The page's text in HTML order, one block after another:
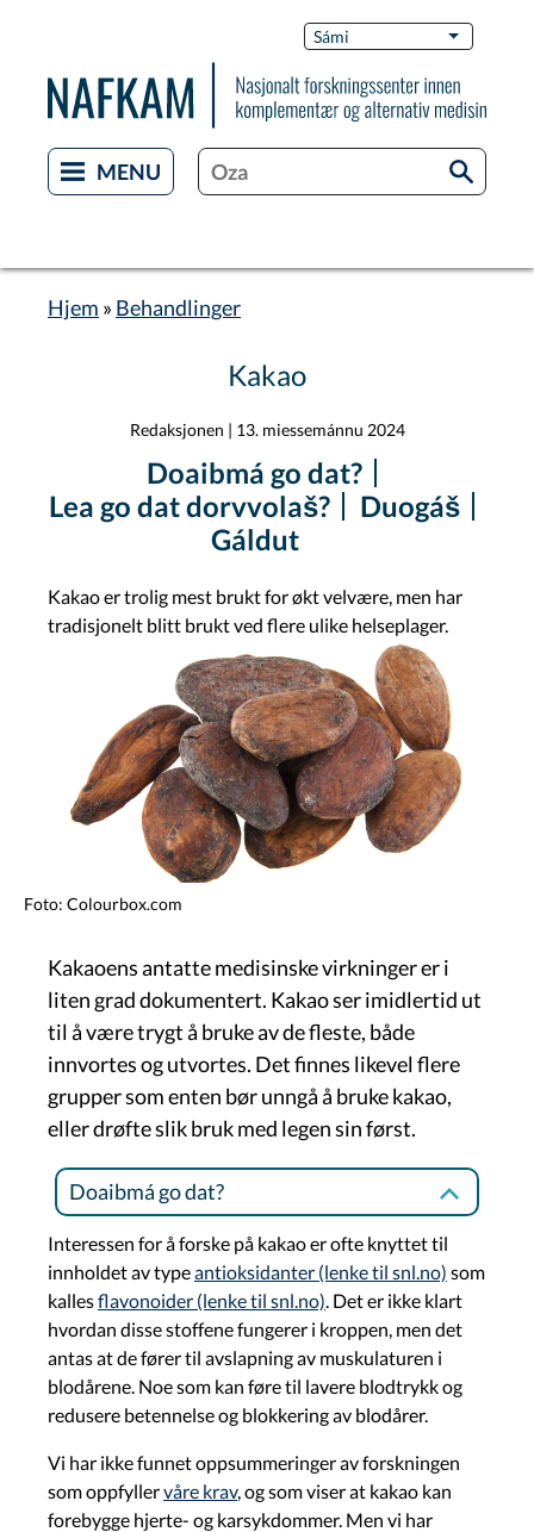
content
Sámi List
Hjem Behandlinger
Kakao
Redaksjonen | 13. miessemánnu 2024
Doaibmá go dat?
Lea go dat dorvvolaš?
Duogáš
Gáldut
Kakao er trolig mest brukt for økt velvære, men har
tradisjonelt blitt brukt ved flere ulike helseplager.
Foto: Colourbox.com
Kakaoens antatte medisinske virkninger er i
liten grad dokumentert. Kakao ser imidlertid ut
til å være trygt å bruke av de fleste, både
innvortes og utvortes. Det finnes likevel flere
grupper som enten bør unngå å bruke kakao,
eller drøfte slik bruk med legen sin først.
Doaibmá go dat?
Interessen for å forske på kakao er ofte knyttet til
innholdet av typeantioksidanter (lenke til snl.no) som
kallesflavonoider (lenke til snl.no) . Det er ikke klart
hvordan disse stoffene fungerer i kroppen, men det
antas at de fører til avslapning av muskulaturen i
blodårene. Noe som kan føre til lavere blodtrykk og
redusere betennelse og blokkering av blodårer.
Vi har ikke funnet oppsummeringer av forskningen
som oppfyllervåre krav, og som viser at kakao kan
forebygge hjerte- og karsykdommer. Men vi har